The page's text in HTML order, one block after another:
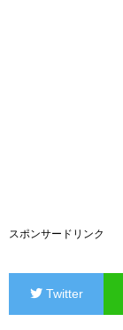
スポンサードリンク
Twitter